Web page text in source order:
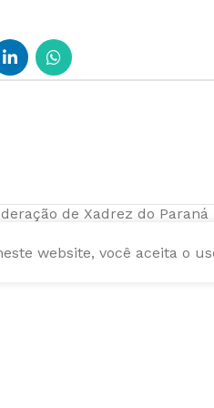
de Xadrez do Paraná
website, você aceita o